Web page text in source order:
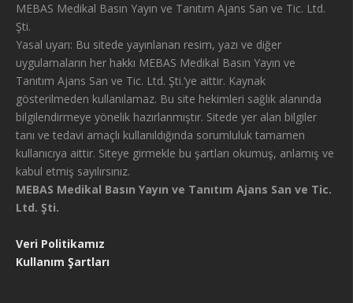
MEBAS Medikal Basın Yayın ve Tanıtım Ajans San ve Tic. Ltd.
Şti.
Yasal uyarı: Bu sitede yayınlanan resim, yazı ve diğer
uygulamaların her hakkı MEBAS Medikal Basın Yayın ve
Tanıtım Ajans San ve Tic. Ltd. Şti.’ye aittir. Kaynak
gösterilmeden kullanılamaz. Bu site hekimleri sağlık alanında
bilgilendirmeye yönelik hazırlanmıştır. Sitede yer alan bilgiler
tanı ve tedavi amaçlı kullanıldığında sorumluluk tamamen
kullanıcıya aittir. Siteye girmekle bu şartları okumuş, anlamış ve
kabul etmiş sayılırsınız.
MEBAS Medikal Basın Yayın ve Tanıtım Ajans San ve Tic.
Ltd. Şti.
Veri Politikamız
Kullanım Şartları